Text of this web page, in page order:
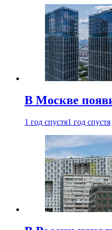
В Москве
1 год спустя1 год спустя